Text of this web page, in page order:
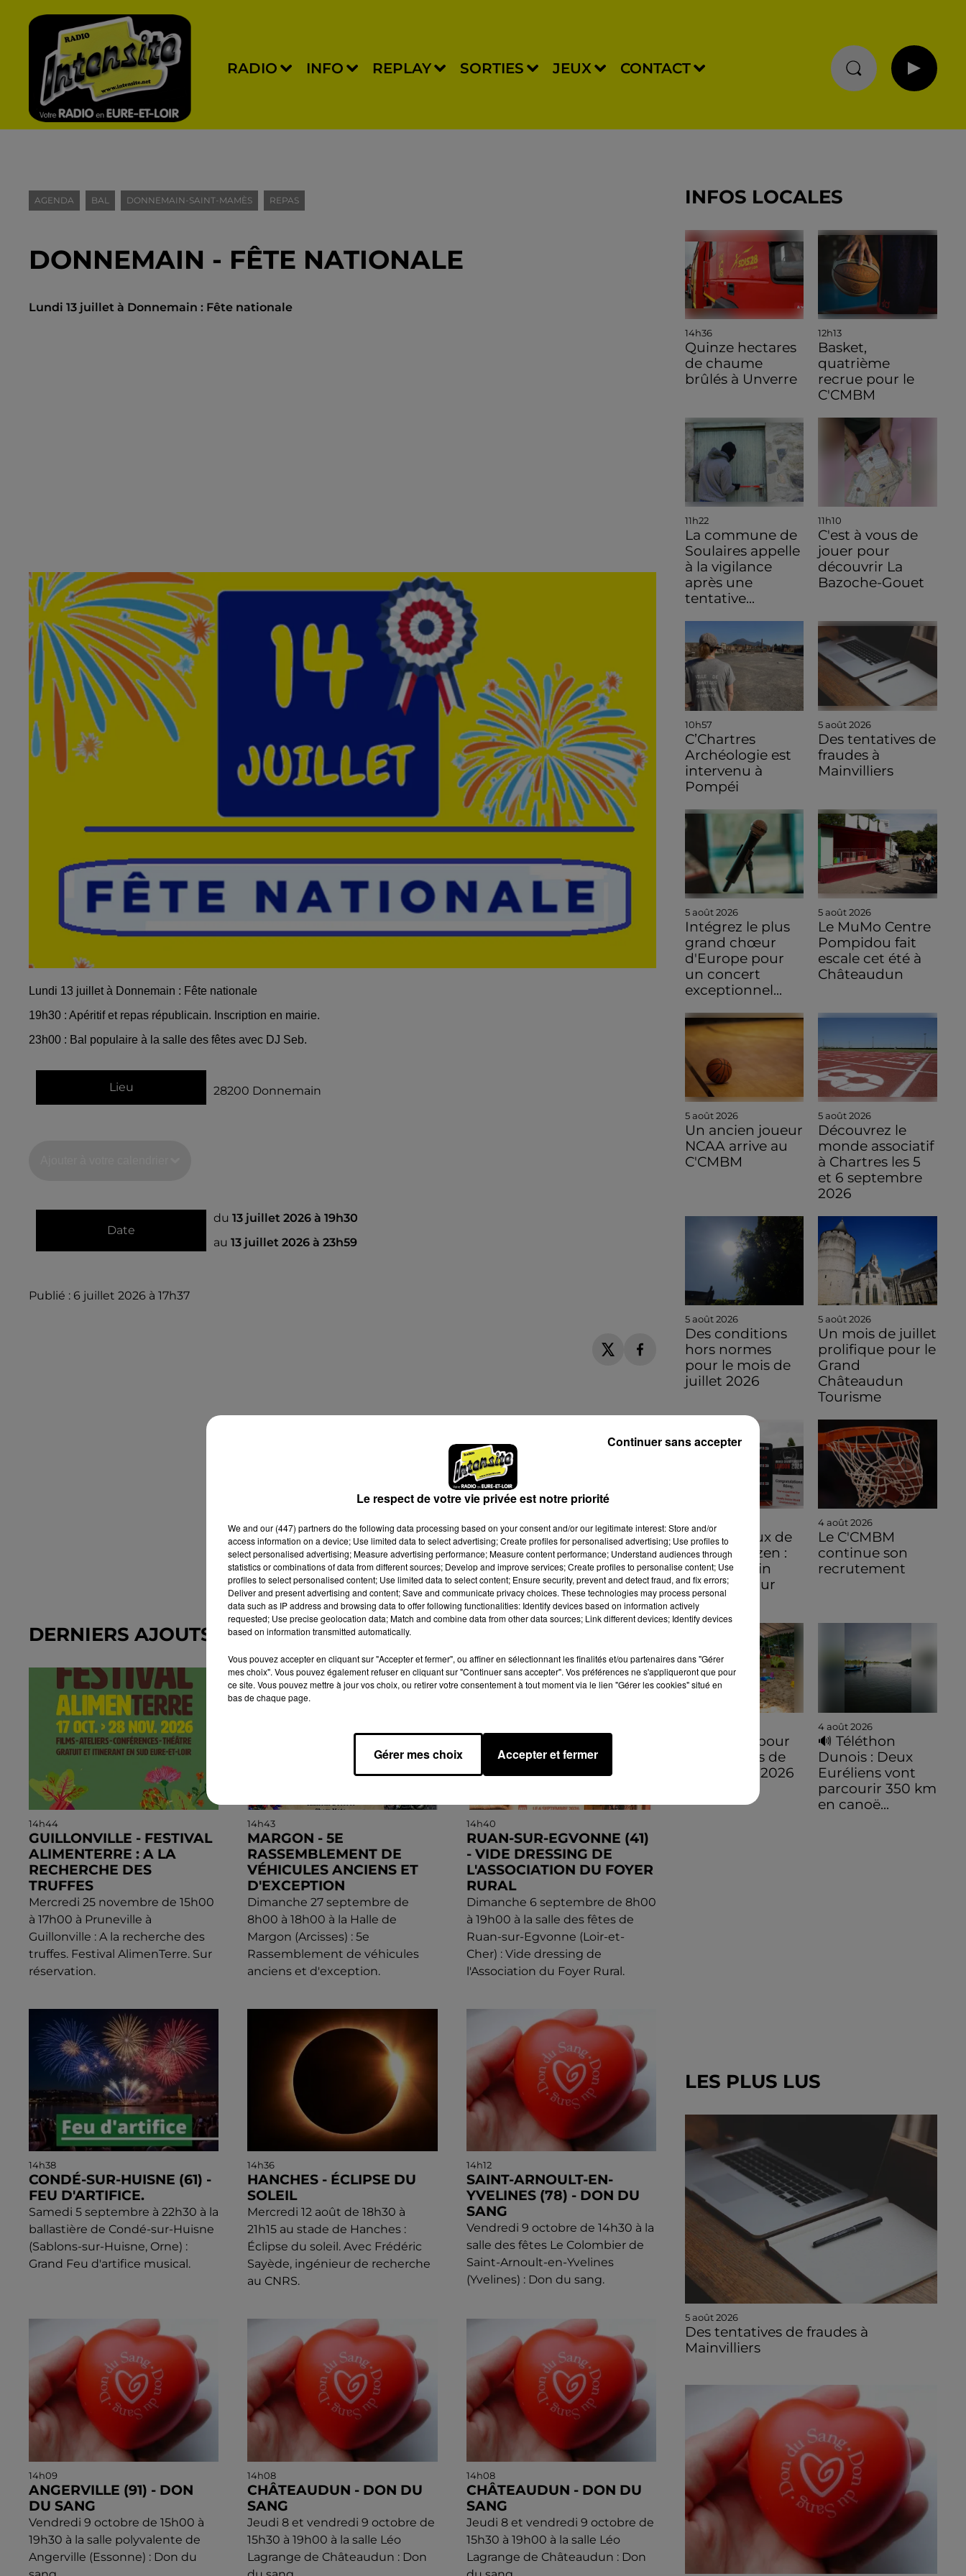
RADIO INFO REPLAY SORTIES JEUX CONTACT
AGENDA BAL DONNEMAIN-SAINT-MAMÈS REPAS
DONNEMAIN - FÊTE NATIONALE
Lundi 13 juillet à Donnemain : Fête nationale
Lundi 13 juillet à Donnemain : Fête nationale
19h30 : Apéritif et repas républicain. Inscription en mairie.
23h00 : Bal populaire à la salle des fêtes avec DJ Seb.
Lieu 28200 Donnemain
Date
du13 juillet 2026 à 19h30
au13 juillet 2026 à 23h59
Publié : 6 juillet 2026 à 17h37
DERNIERS AJOUTS DANS L'AGENDA
14h44
GUILLONVILLE - FESTIVAL
ALIMENTERRE : A LA
RECHERCHE DES
TRUFFES
Mercredi 25 novembre de 15h00
à 17h00 à Pruneville à
Guillonville : A la recherche des
truffes. Festival AlimenTerre. Sur
réservation.
14h43
MARGON - 5E
RASSEMBLEMENT DE
VÉHICULES ANCIENS ET
D'EXCEPTION
Dimanche 27 septembre de
8h00 à 18h00 à la Halle de
Margon (Arcisses) : 5e
Rassemblement de véhicules
anciens et d'exception.
14h40
RUAN-SUR-EGVONNE (41)
- VIDE DRESSING DE
L'ASSOCIATION DU FOYER
RURAL
Dimanche 6 septembre de 8h00
à 19h00 à la salle des fêtes de
Ruan-sur-Egvonne (Loir-et-
Cher) : Vide dressing de
l'Association du Foyer Rural.
14h38
CONDÉ-SUR-HUISNE (61) -
FEU D'ARTIFICE.
Samedi 5 septembre à 22h30 à la
ballastière de Condé-sur-Huisne
(Sablons-sur-Huisne, Orne) :
Grand Feu d'artifice musical.
14h36
HANCHES - ÉCLIPSE DU
SOLEIL
Mercredi 12 août de 18h30 à
21h15 au stade de Hanches :
Éclipse du soleil. Avec Frédéric
Sayède, ingénieur de recherche
au CNRS.
14h12
SAINT-ARNOULT-EN-
YVELINES (78) - DON DU
SANG
Vendredi 9 octobre de 14h30 à la
salle des fêtes Le Colombier de
Saint-Arnoult-en-Yvelines
(Yvelines) : Don du sang.
14h09
ANGERVILLE (91) - DON
DU SANG
Vendredi 9 octobre de 15h00 à
19h30 à la salle polyvalente de
Angerville (Essonne) : Don du
14h08
CHÂTEAUDUN - DON DU
SANG
Jeudi 8 et vendredi 9 octobre de
15h30 à 19h00 à la salle Léo
Lagrange de Châteaudun : Don
14h08
CHÂTEAUDUN - DON DU
SANG
Jeudi 8 et vendredi 9 octobre de
15h30 à 19h00 à la salle Léo
Lagrange de Châteaudun : Don
INFOS LOCALES
14h36
Quinze hectares
de chaume
brûlés à Unverre
12h13
Basket,
quatrième
recrue pour le
C'CMBM
11h22
La commune de
Soulaires appelle
à la vigilance
après une
tentative...
11h10
C'est à vous de
jouer pour
découvrir La
Bazoche-Gouet
10h57
C’Chartres
Archéologie est
intervenu à
Pompéi
5 août 2026
Des tentatives de
fraudes à
Mainvilliers
5 août 2026
Intégrez le plus
grand chœur
d'Europe pour
un concert
exceptionnel...
5 août 2026
Le MuMo Centre
Pompidou fait
escale cet été à
Châteaudun
5 août 2026
Un ancien joueur
NCAA arrive au
C'CMBM
5 août 2026
Découvrez le
monde associatif
à Chartres les 5
et 6 septembre
2026
5 août 2026
Des conditions
hors normes
pour le mois de
juillet 2026
5 août 2026
Un mois de juillet
prolifique pour le
Grand
Châteaudun
Tourisme
5 août 2026
🔊 Mondiaux de
Deadly Dozen :
Un chartrain
s'envole pour
Londres...
4 août 2026
Le C'CMBM
continue son
recrutement
C'est parti pour
les Estivales de
Comteville 2026
4 août 2026
🔊 Téléthon
Dunois : Deux
Euréliens vont
parcourir 350 km
en canoë...
LES PLUS LUS
5 août 2026
Des tentatives de fraudes à
Mainvilliers
Le respect de votre vie privée est notre priorité
We and our (447) partnersdo the following data processing based on your consent and/or our legitimate interest: Store and/or
access information on a device; Use limited data to select advertising; Create profiles for personalised advertising; Use profiles to
select personalised advertising; Measure advertising performance; Measure content performance; Understand audiences through
statistics or combinations of data from different sources; Develop and improve services; Create profiles to personalise content; Use
profiles to select personalised content; Use limited data to select content; Ensure security, prevent and detect fraud, and fix errors;
Deliver and present advertising and content; Save and communicate privacy choices. These technologies may process personal
data such as IP address and browsing data to offer following functionalities: Identify devices based on information actively
requested; Use precise geolocation data; Match and combine data from other data sources; Link different devices; Identify devices
based on information transmitted automatically.
Vous pouvez accepter en cliquant sur "Accepter et fermer", ou affiner en sélectionnant les finalités et/ou partenaires dans "Gérer
mes choix". Vous pouvez également refuser en cliquant sur "Continuer sans accepter". Vos préférences ne s'appliqueront que pour
ce site. Vous pouvez mettre à jour vos choix, ou retirer votre consentement à tout moment via le lien "Gérer les cookies" situé en
bas de chaque page.
Gérer mes choix Accepter et fermer
Continuer sans accepter